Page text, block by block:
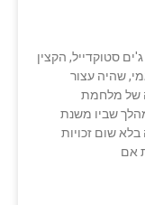
סטוקדייל, הקצין
שהיה עצור
של מלחמת
שביו משנת
בלא שום זכויות
אם